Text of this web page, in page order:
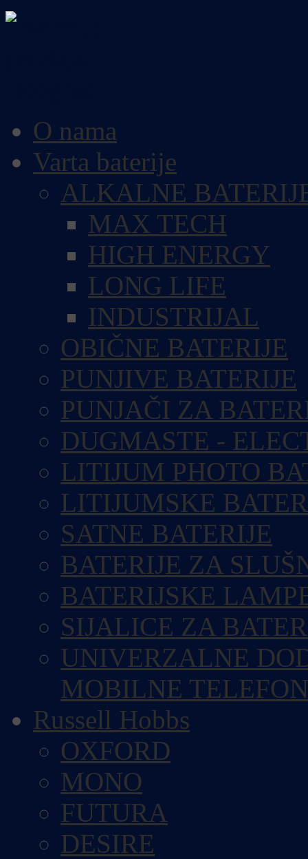
O nama
Varta baterije
ALKALNE
MAX TECH
HIGH ENERGY
LONG LIFE
INDUSTRIJAL
OBIČNE BATERIJE
PUNJIVE BATERIJE
PUNJAČI ZA
DUGMASTE -
LITIJUM PHOTO
LITIJUMSKE
SATNE BATERIJE
BATERIJE ZA
BATERIJSKE
SIJALICE ZA
UNIVERZALNE
MOBILNE
Russell Hobbs
OXFORD
MONO
FUTURA
DESIRE